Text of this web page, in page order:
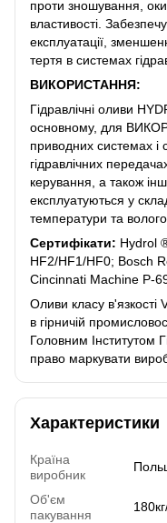
проти зношування,
властивості.
експлуатації,
тертя в системах
ВИКОРИСТАННЯ:
Гідравлічні оливи
основному, для
приводних системах і
гідравлічних
керування, а також
експлуатуються у
температури та
Сертифікати: Hydrol
HF2/HF1/HF0; Bosch
Cincinnati Machine P-
Оливи класу в'язкості
в гірничій
Головним Інститутом
право маркувати
Характеристики
Країна
виробник
Об'єм
пакування